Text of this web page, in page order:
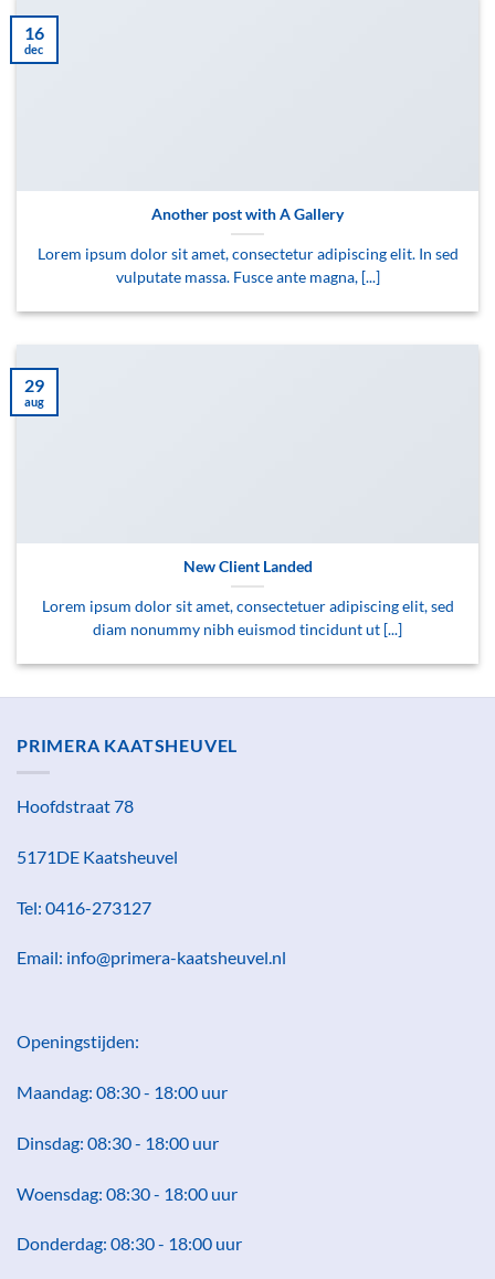
Another post with A Gallery
Lorem ipsum dolor sit amet, consectetur adipiscing elit. In sed
vulputate massa. Fusce ante magna, [...]
16
dec
New Client Landed
Lorem ipsum dolor sit amet, consectetuer adipiscing elit, sed
diam nonummy nibh euismod tincidunt ut [...]
29
aug
PRIMERA KAATSHEUVEL
Hoofdstraat 78
5171DE Kaatsheuvel
Tel: 0416-273127
Email: info@primera-kaatsheuvel.nl
Openingstijden:
Maandag: 08:30 - 18:00 uur
Dinsdag: 08:30 - 18:00 uur
Woensdag: 08:30 - 18:00 uur
Donderdag: 08:30 - 18:00 uur